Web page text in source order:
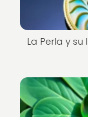
La Perla y